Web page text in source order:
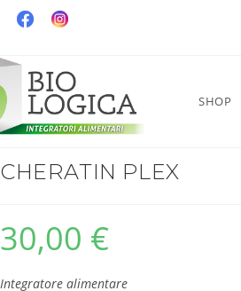
SHOP
CHERATIN PLEX
30,00 €
Integratore alimentare